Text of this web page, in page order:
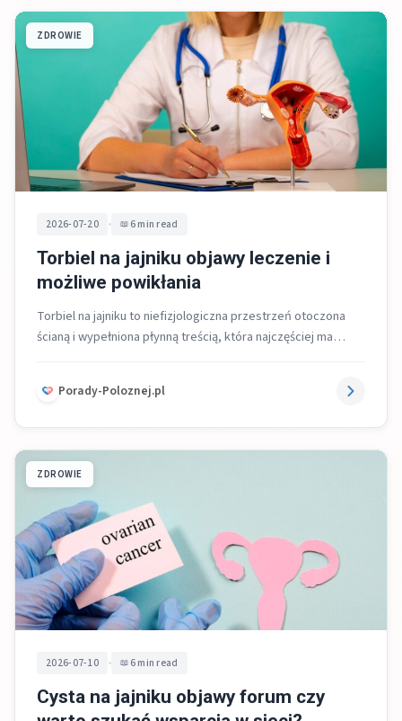
ZDROWIE
2026-07-20 • 6 min read
Torbiel na jajniku objawy leczenie i
możliwe powikłania
Torbiel na jajniku to niefizjologiczna przestrzeń otoczona
ścianą i wypełniona płynną treścią, która najczęściej ma
Porady-Poloznej.pl
ZDROWIE
2026-07-10 • 6 min read
Cysta na jajniku objawy forum czy